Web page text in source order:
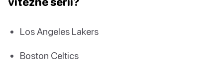
Los Angeles Lakers
Boston Celtics